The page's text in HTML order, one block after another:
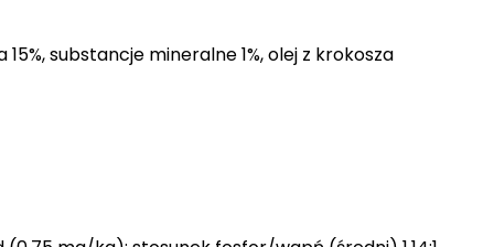
15%, substancje mineralne 1%, olej z krokosza